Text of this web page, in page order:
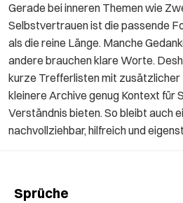
Gerade bei inneren Themen wie
Selbstvertrauen ist die passende
als die reine Länge. Manche
andere brauchen klare Worte.
kurze Trefferlisten mit zusätzlicher
kleinere Archive genug Kontext für
Verständnis bieten. So bleibt auch
nachvollziehbar, hilfreich und
Sprüche